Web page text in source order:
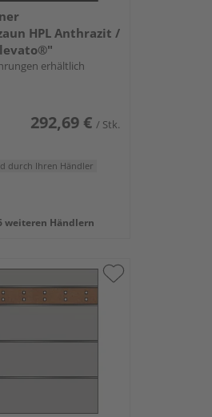
HPL Anthrazit /
erhältlich
292,69 € / Stk.
durch Ihren Händler
weiteren Händlern